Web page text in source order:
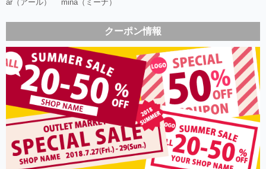
ar（アール）
mina（ミーナ）
クーポン情報